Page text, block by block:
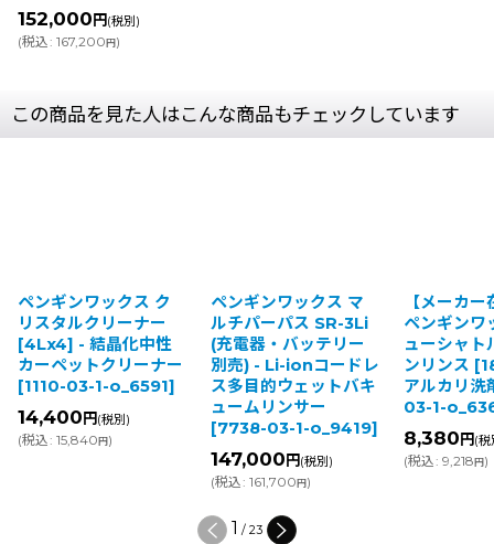
152,000円 (税別)
(税込: 167,200円)
この商品を見た人はこんな商品もチェックしています
ワックス ク
クリーナー
- 結晶化中性
トクリーナー
03-1-o_6591]
円(税別)
円)
ペンギンワックス マ
ルチパーパス SR-3Li
(充電器・バッテリー
別売) - Li-ionコードレ
ス多目的ウェットバキ
ュームリンサー
7738-03-1-o_9419]
147,000円(税別)
161,700円)
【メーカー在庫限り
ペンギンワックス ニ
ューシャトルアップ
ンリンス [18L] - 強
アルカリ洗剤 [
03-1-o_6365]
8,380 円(税別)
9,218円)
2 /23